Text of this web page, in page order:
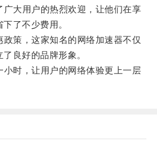
大用户的热烈欢迎，让他们在享
了不少费用。
策，这家知名的网络加速器不仅
良好的品牌形象。
时，让用户的网络体验更上一层